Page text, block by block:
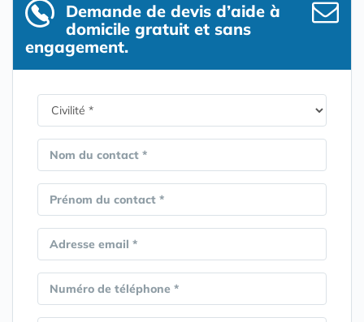
Demande de devis d’aide à
domicile gratuit et sans
engagement.
Nom du contact *
Prénom du contact *
Adresse email *
Numéro de téléphone *